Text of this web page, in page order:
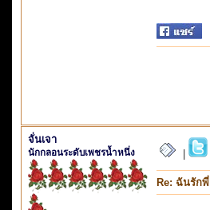
จั่นเจา
นักกลอนระดับเพชรน้ำหนึ่ง
Re: ฉันรักพี่